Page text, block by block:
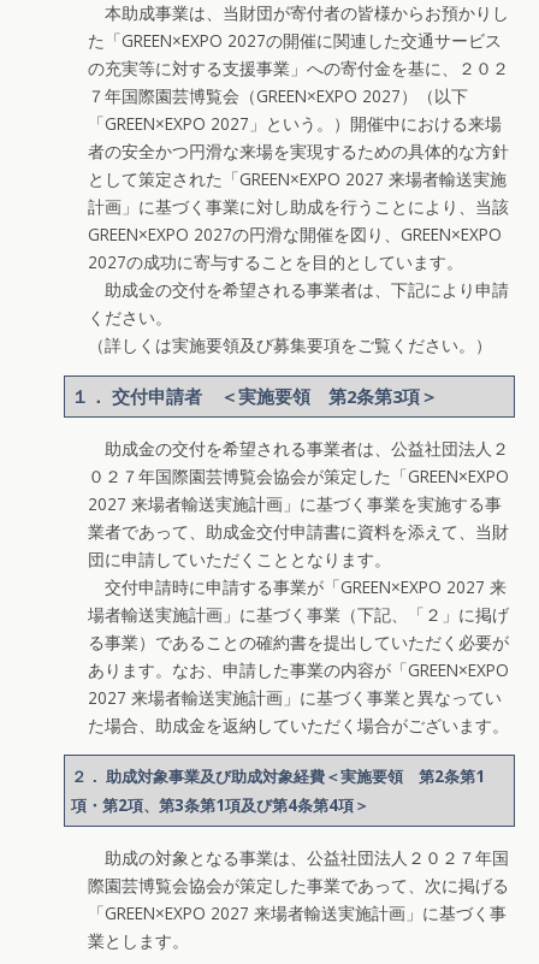
本助成事業は、当財団が寄付者の皆様からお預かりし
た「GREEN×EXPO 2027の開催に関連した交通サービス
の充実等に対する支援事業」への寄付金を基に、２０２
７年国際園芸博覧会（GREEN×EXPO 2027）（以下
「GREEN×EXPO 2027」という。）開催中における来場
者の安全かつ円滑な来場を実現するための具体的な方針
として策定された「GREEN×EXPO 2027 来場者輸送実施
計画」に基づく事業に対し助成を行うことにより、当該
GREEN×EXPO 2027の円滑な開催を図り、GREEN×EXPO
2027の成功に寄与することを目的としています。
助成金の交付を希望される事業者は、下記により申請
ください。
（詳しくは実施要領及び募集要項をご覧ください。）
１． 交付申請者 ＜実施要領 第2条第3項＞
助成金の交付を希望される事業者は、公益社団法人２
０２７年国際園芸博覧会協会が策定した「GREEN×EXPO
2027 来場者輸送実施計画」に基づく事業を実施する事
業者であって、助成金交付申請書に資料を添えて、当財
団に申請していただくこととなります。
交付申請時に申請する事業が「GREEN×EXPO 2027 来
場者輸送実施計画」に基づく事業（下記、「２」に掲げ
る事業）であることの確約書を提出していただく必要が
あります。なお、申請した事業の内容が「GREEN×EXPO
2027 来場者輸送実施計画」に基づく事業と異なってい
た場合、助成金を返納していただく場合がございます。
２． 助成対象事業及び助成対象経費＜実施要領 第2条第1
項・第2項、第3条第1項及び第4条第4項＞
助成の対象となる事業は、公益社団法人２０２７年国
際園芸博覧会協会が策定した事業であって、次に掲げる
「GREEN×EXPO 2027 来場者輸送実施計画」に基づく事
業とします。